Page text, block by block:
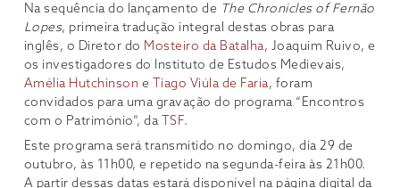
Na sequência do lançamento de The Chronicles of Fernão
Lopes, primeira tradução integral destas obras para
inglês, o Diretor do Mosteiro da Batalha, Joaquim Ruivo, e
os investigadores do Instituto de Estudos Medievais,
Amélia Hutchinson e Tiago Viúla de Faria, foram
convidados para uma gravação do programa “Encontros
com o Património”, da TSF.
Este programa será transmitido no domingo, dia 29 de
outubro, às 11h00, e repetido na segunda-feira às 21h00.
A partir dessas datas estará disponível na página digital da